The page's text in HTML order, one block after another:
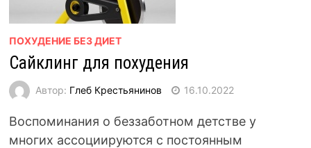
ПОХУДЕНИЕ БЕЗ ДИЕТ
Сайклинг для похудения
Автор: Глеб Крестьянинов 16.10.2022
Воспоминания о беззаботном детстве у
многих ассоциируются с постоянным